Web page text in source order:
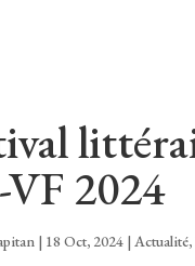
2024
| 18 Oct, 2024| Actualité,